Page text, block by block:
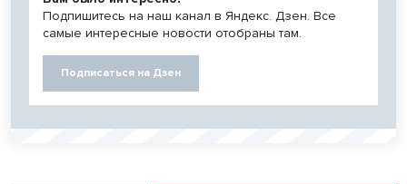
Подпишитесь на наш канал в Яндекс. Дзен. Все
самые интересные новости отобраны там.
Подписаться на Дзен